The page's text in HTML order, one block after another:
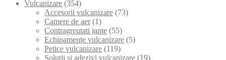
Vulcanizare (354)
Accesorii vulcanizare (73)
Camere de aer (1)
Contragreutati jante (55)
Echipamente vulcanizare (5)
Petice vulcanizare (119)
Solutii si adezivi vulcanizare (19)